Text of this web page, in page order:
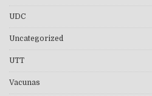
UDC
Uncategorized
UTT
Vacunas